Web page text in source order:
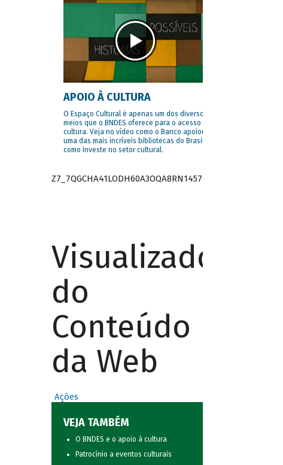
APOIO À CULTURA
O Espaço Cultural é apenas um dos diversos
meios que o BNDES oferece para o acesso à
cultura. Veja no vídeo como o Banco apoiou
uma das mais incríveis bibliotecas do Brasil e
como investe no setor cultural.
Z7_7QGCHA41LODH60A3OQA8RN1457
Visualizador
do
Conteúdo
da Web
Ações
VEJA TAMBÉM
O BNDES e o apoio à cultura
Patrocínio a eventos culturais